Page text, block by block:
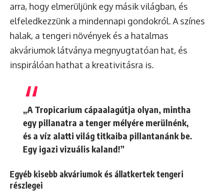
arra, hogy elmerüljünk egy másik világban, és
elfeledkezzünk a mindennapi gondokról. A színes
halak, a tengeri növények és a hatalmas
akváriumok látványa megnyugtatóan hat, és
inspirálóan hathat a kreativitásra is.
„A Tropicarium cápaalagútja olyan, mintha
egy pillanatra a tenger mélyére merülnénk,
és a víz alatti világ titkaiba pillantanánk be.
Egy igazi vizuális kaland!”
Egyéb kisebb akváriumok és állatkertek tengeri
részlegei